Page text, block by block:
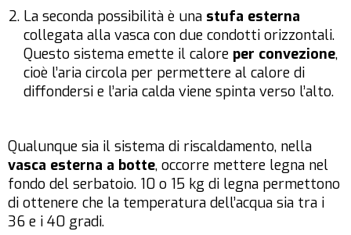
La seconda possibilità è una stufa esterna
collegata alla vasca con due condotti orizzontali.
Questo sistema emette il calore per convezione,
cioè l’aria circola per permettere al calore di
diffondersi e l’aria calda viene spinta verso l’alto.
Qualunque sia il sistema di riscaldamento, nella
vasca esterna a botte, occorre mettere legna nel
fondo del serbatoio. 10 o 15 kg di legna permettono
di ottenere che la temperatura dell’acqua sia tra i
36 e i 40 gradi.